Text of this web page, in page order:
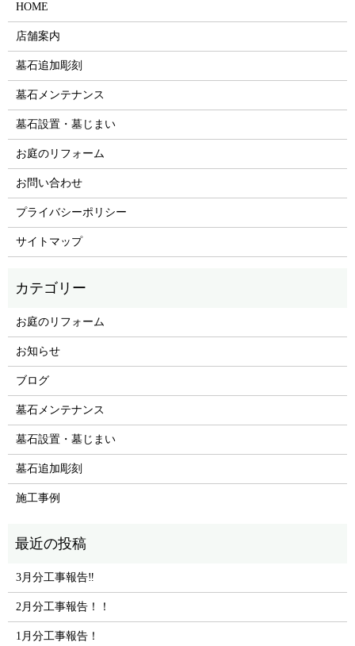
HOME
店舗案内
墓石追加彫刻
墓石メンテナンス
墓石設置・墓じまい
お庭のリフォーム
お問い合わせ
プライバシーポリシー
サイトマップ
お庭のリフォーム
お知らせ
ブログ
墓石メンテナンス
墓石設置・墓じまい
墓石追加彫刻
施工事例
3月分工事報告‼
2月分工事報告！！
1月分工事報告！